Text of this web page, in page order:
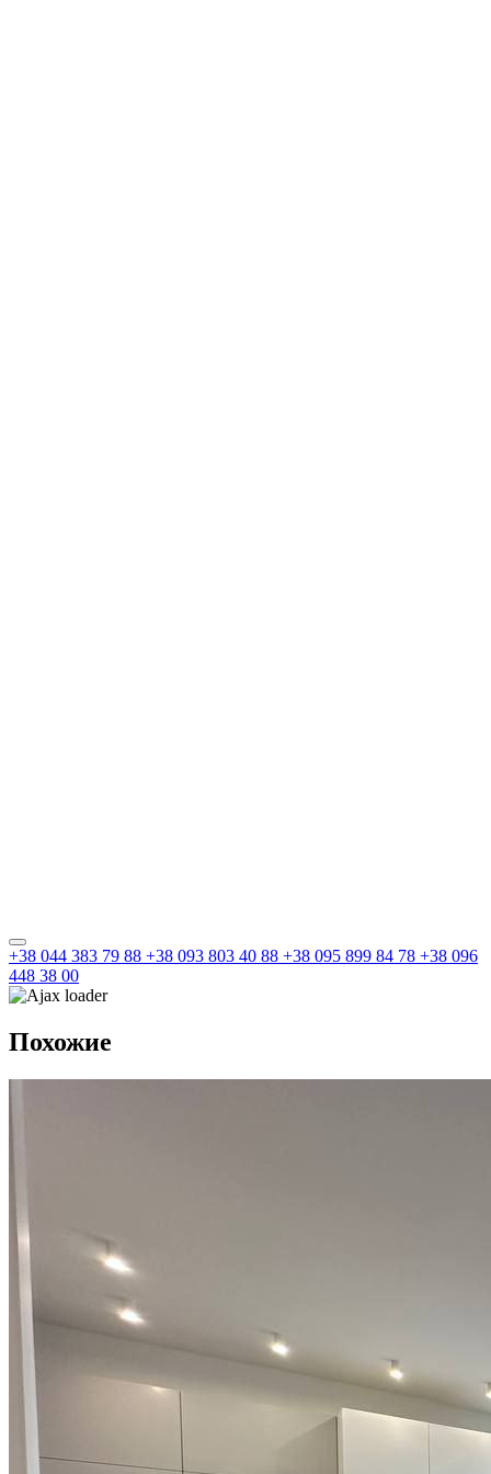
+38 044 383 79 88 +38 093 803 40 88 +38 095 899 84 78 +38 096
448 38 00
Похожие